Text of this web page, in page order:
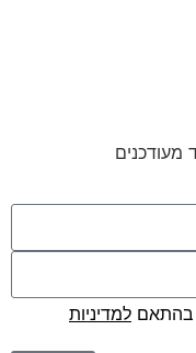
מעודכנים
בהתאם למדיניות